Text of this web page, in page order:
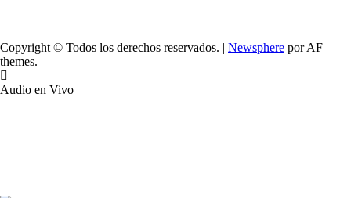
Copyright © Todos los derechos reservados. | Newsphere por AF
themes.
Audio en Vivo